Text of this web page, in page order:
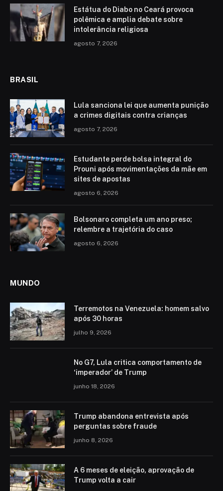
Estátua do Diabo no Ceará provoca
polêmica e amplia debate sobre
intolerância religiosa
agosto 7, 2026
BRASIL
Lula sanciona lei que aumenta punição
a crimes digitais contra crianças
agosto 7, 2026
Estudante perde bolsa integral do
Prouni após movimentações da mãe em
sites de apostas
agosto 6, 2026
Bolsonaro completa um ano preso;
relembre a trajetória do caso
agosto 6, 2026
MUNDO
Terremotos na Venezuela: homem salvo
após 30 horas
julho 9, 2026
No G7, Lula critica comportamento de
‘imperador’ de Trump
junho 18, 2026
Trump abandona entrevista após
perguntas sobre fraude
junho 8, 2026
A 6 meses de eleição, aprovação de
Trump volta a cair